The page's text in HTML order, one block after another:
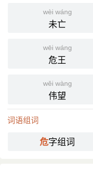
⒈ 处于被灭亡的危险局
稷可得而保也；
at stake, in peril
auf dem Spiel
menace
分字解释
wáng wú
wèi wáng
未亡
wēi wáng
危王
wěi wàng
伟望
词语组词
危字组词